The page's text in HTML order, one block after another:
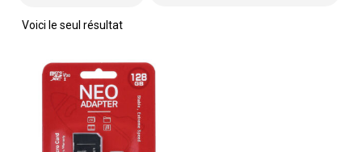
Voici le seul résultat